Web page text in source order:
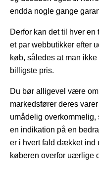
endda nogle gange
Derfor kan det til hver
et par webbutikker efter
køb, således at man
billigste pris.
Du bør alligevel være
markedsfører deres
umådelig
en indikation på en
er i hvert fald dækket ind
køberen overfor uærlige